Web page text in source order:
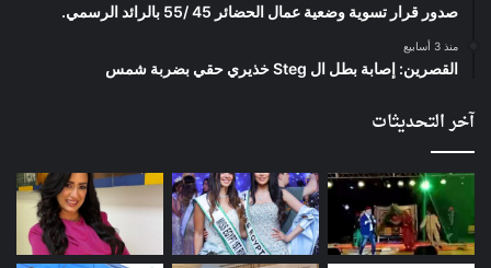
صدور قرار تسوية وضعية عمال الحضائر 45 /55 بالرائد الرسمي.
منذ 3 أسابيع
القصرين: إصابة بطل ال Steg خذيري حقي بضربة شمس
آخر التحديثات